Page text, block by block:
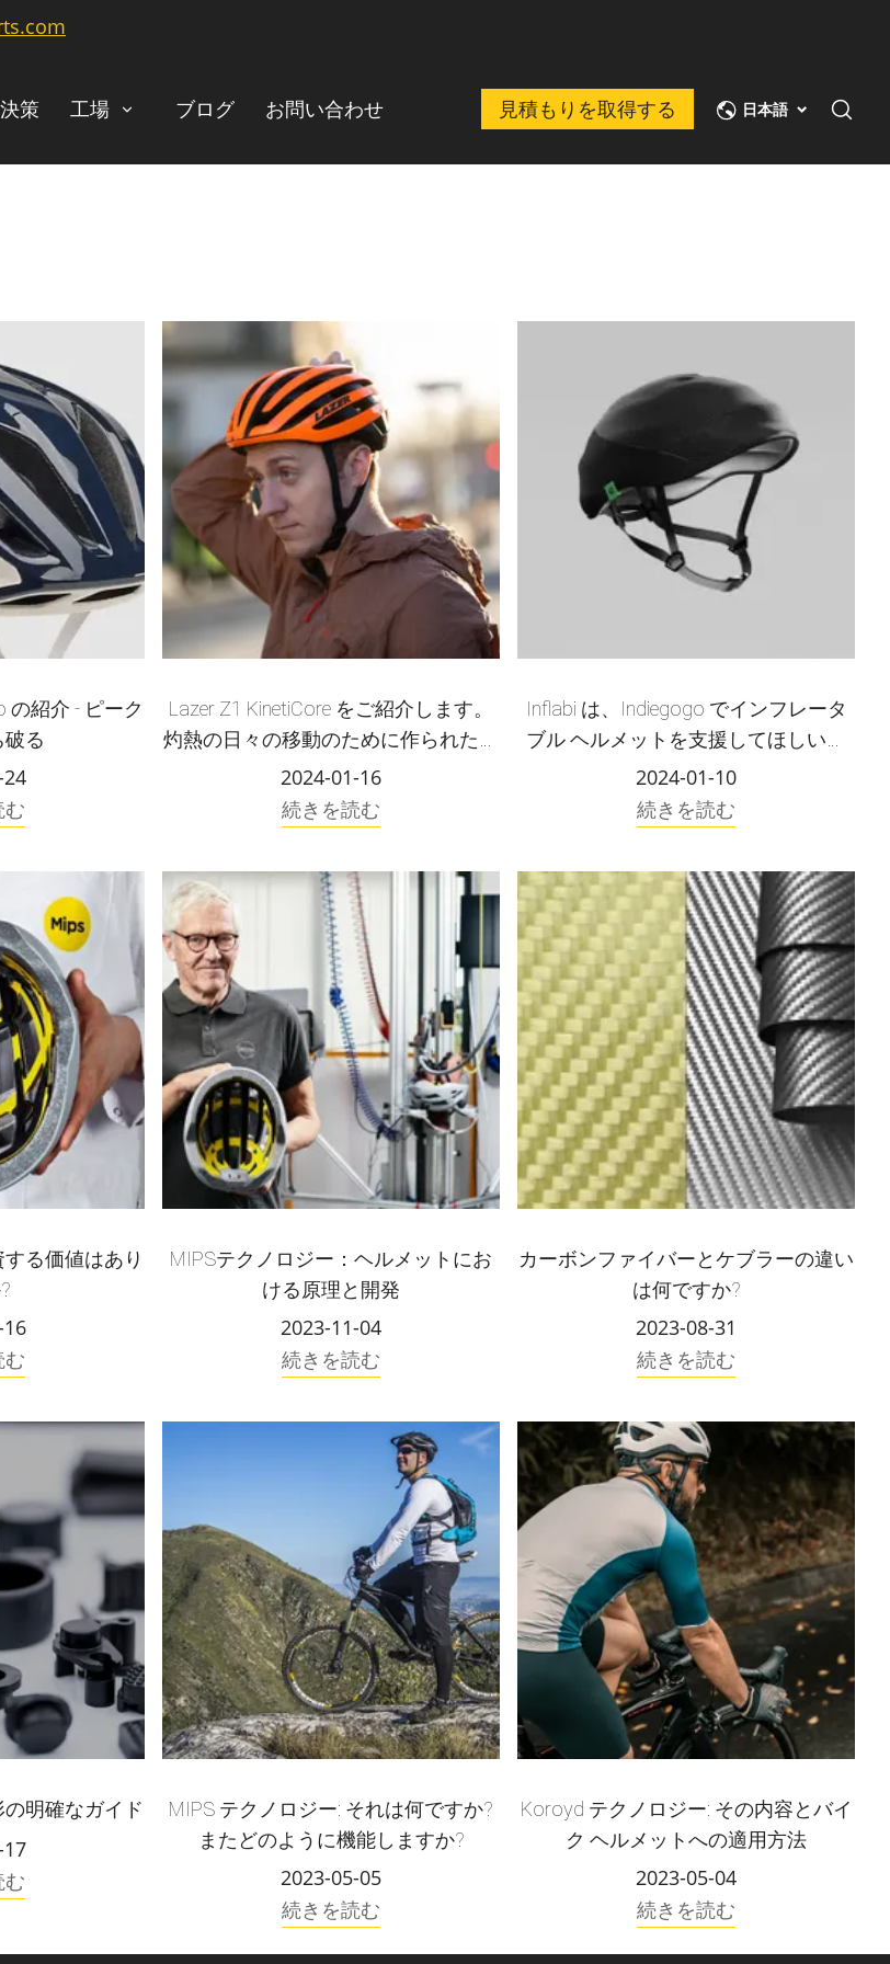
策 工場 ブログ お問い合わせ 見積もりを取得する 日本語
の紹介 - ピーク
る
Lazer Z1 KinetiCore をご紹介します。
灼熱の日々の移動のために作られた究
極の軽量ヘルメットです。
2024-01-16
続きを読む
Inflabi は、Indiegogo でインフレータ
ブル ヘルメットを支援してほしいと
考えています
2024-01-10
続きを読む
る価値はあり
MIPSテクノロジー：ヘルメットにお
ける原理と開発
2023-11-04
続きを読む
カーボンファイバーとケブラーの違い
は何ですか?
2023-08-31
続きを読む
明確なガイド
MIPS テクノロジー: それは何ですか?
またどのように機能しますか?
2023-05-05
続きを読む
Koroyd テクノロジー: その内容とバイ
ク ヘルメットへの適用方法
2023-05-04
続きを読む